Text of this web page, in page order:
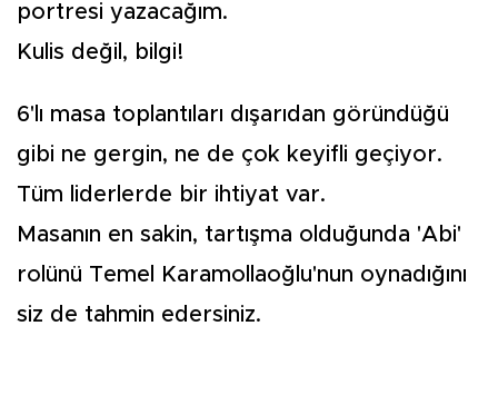
portresi yazacağım.
Kulis değil, bilgi!
6'lı masa toplantıları dışarıdan göründüğü
gibi ne gergin, ne de çok keyifli geçiyor.
Tüm liderlerde bir ihtiyat var.
Masanın en sakin, tartışma olduğunda 'Abi'
rolünü Temel Karamollaoğlu'nun oynadığını
siz de tahmin edersiniz.